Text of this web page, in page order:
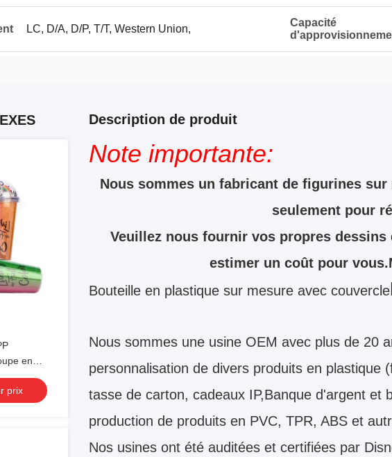
LC, D/A, D/P, T/T, Western Union,
Capacité
en
prix
Description de produit
Note importante:
Nous sommes un fabricant de figurines
seulement pour
Veuillez nous fournir vos propres
estimer un coût pour
Bouteille en plastique sur mesure avec couvercle
Nous sommes une usine OEM avec plus de 20
personnalisation de divers produits en plastique
tasse de carton, cadeaux IP,Banque d'argent et
production de produits en PVC, TPR, ABS et
Nos usines ont été auditées et certifiées par